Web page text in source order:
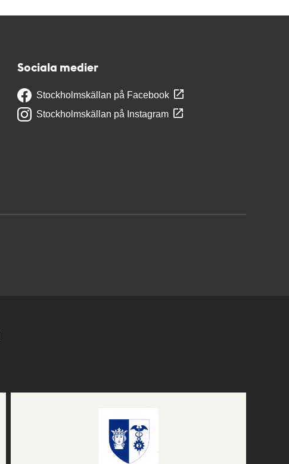
Sociala medier
Stockholmskällan på Facebook
Stockholmskällan på Instagram